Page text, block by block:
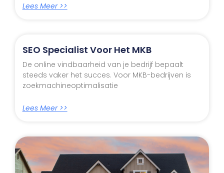
Lees Meer >>
SEO Specialist Voor Het MKB
De online vindbaarheid van je bedrijf bepaalt
steeds vaker het succes. Voor MKB-bedrijven is
zoekmachineoptimalisatie
Lees Meer >>